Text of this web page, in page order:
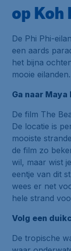
op Koh
De Phi Phi-
een aards
het bijna
mooie eilanden.
Ga naar
De film The
De locatie is
mooiste
de film zo
wil, maar wist
eentje van dit
wees er net
hele strand
Volg een
De tropische